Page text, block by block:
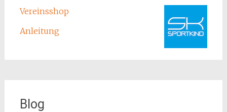
Vereinsshop
Anleitung
Blog